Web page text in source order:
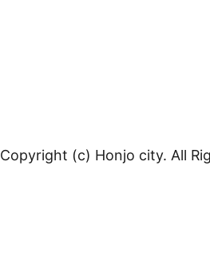
Copyright (c) Honjo city. All